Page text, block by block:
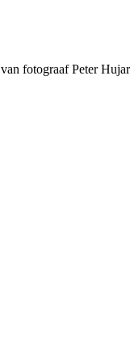
fotograaf Peter